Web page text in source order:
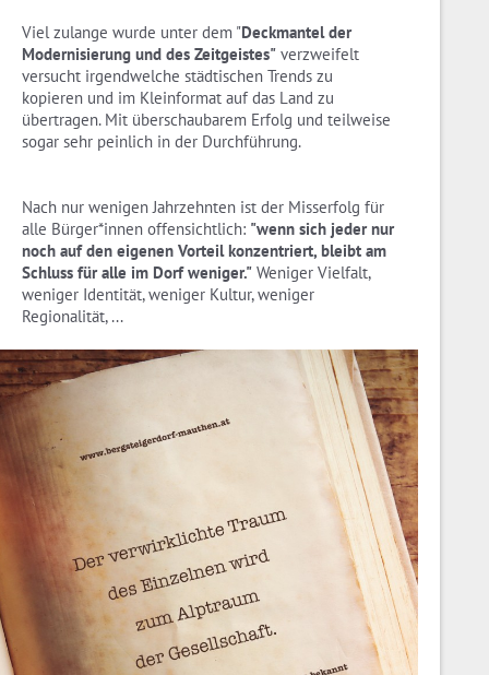
Viel zulange wurde unter dem "Deckmantel der
Modernisierung und des Zeitgeistes" verzweifelt
versucht irgendwelche städtischen Trends zu
kopieren und im Kleinformat auf das Land zu
übertragen. Mit überschaubarem Erfolg und teilweise
sogar sehr peinlich in der Durchführung.
Nach nur wenigen Jahrzehnten ist der Misserfolg für
alle Bürger*innen offensichtlich: "wenn sich jeder nur
noch auf den eigenen Vorteil konzentriert, bleibt am
Schluss für alle im Dorf weniger." Weniger Vielfalt,
weniger Identität, weniger Kultur, weniger
Regionalität, ...